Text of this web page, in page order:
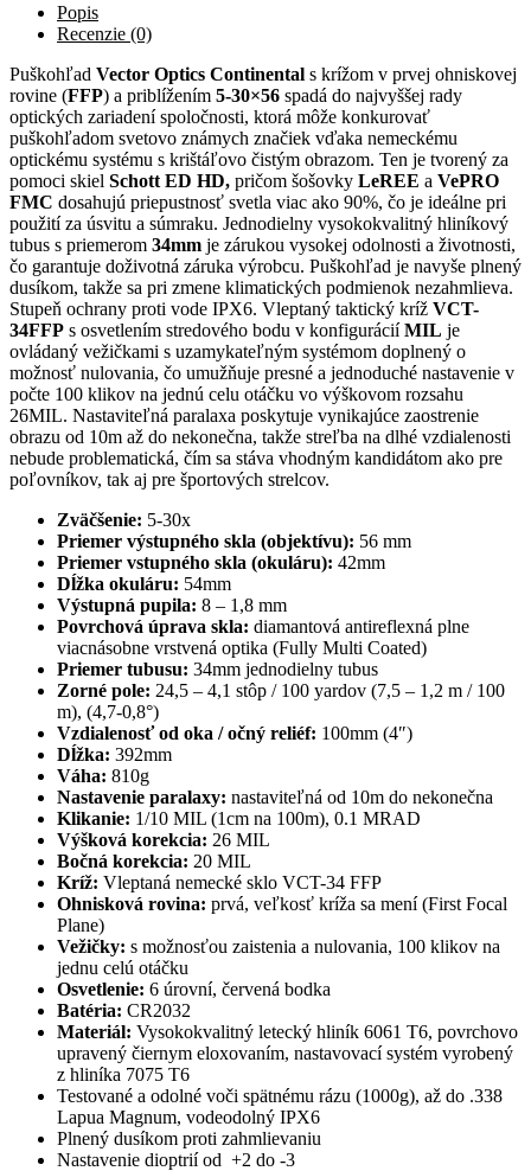
30x56
Popis
Recenzie (0)
Puškohľad Vector Optics Continental s krížom v prvej ohniskovej
rovine (FFP) a priblížením 5-30×56 spadá do najvyššej rady
optických zariadení spoločnosti, ktorá môže konkurovať
puškohľadom svetovo známych značiek vďaka nemeckému
optickému systému s krištáľovo čistým obrazom. Ten je tvorený za
pomoci skiel Schott ED HD, pričom šošovky LeREE a VePRO
FMC dosahujú priepustnosť svetla viac ako 90%, čo je ideálne pri
použití za úsvitu a súmraku. Jednodielny vysokokvalitný hliníkový
tubus s priemerom 34mm je zárukou vysokej odolnosti a životnosti,
čo garantuje doživotná záruka výrobcu. Puškohľad je navyše plnený
dusíkom, takže sa pri zmene klimatických podmienok nezahmlieva.
Stupeň ochrany proti vode IPX6. Vleptaný taktický kríž VCT-
34FFP s osvetlením stredového bodu v konfiguráciíMIL je
ovládaný vežičkami s uzamykateľným systémom doplnený o
možnosť nulovania, čo umužňuje presné a jednoduché nastavenie v
počte 100 klikov na jednú celu otáčku vo výškovom rozsahu
26MIL. Nastaviteľná paralaxa poskytuje vynikajúce zaostrenie
obrazu od 10m až do nekonečna, takže streľba na dlhé vzdialenosti
nebude problematická, čím sa stáva vhodným kandidátom ako pre
poľovníkov, tak aj pre športových strelcov.
Zväčšenie: 5-30x
Priemer výstupného skla (objektívu): 56 mm
Priemer vstupného skla (okuláru): 42mm
Dĺžka okuláru: 54mm
Výstupná pupila: 8 – 1,8 mm
Povrchová úprava skla: diamantová antireflexná plne
viacnásobne vrstvená optika (Fully Multi Coated)
Priemer tubusu: 34mm jednodielny tubus
Zorné pole: 24,5 – 4,1 stôp / 100 yardov (7,5 – 1,2 m / 100
m), (4,7-0,8°)
Vzdialenosť od oka / očný reliéf: 100mm (4″)
Dĺžka: 392mm
Váha: 810g
Nastavenie paralaxy: nastaviteľná od 10m do nekonečna
Klikanie: 1/10 MIL (1cm na 100m), 0.1 MRAD
Výšková korekcia: 26 MIL
Bočná korekcia: 20 MIL
Kríž: Vleptaná nemecké sklo VCT-34 FFP
Ohnisková rovina: prvá, veľkosť kríža sa mení (First Focal
Plane)
Vežičky: s možnosťou zaistenia a nulovania, 100 klikov na
jednu celú otáčku
Osvetlenie: 6 úrovní, červená bodka
Batéria: CR2032
Materiál: Vysokokvalitný letecký hliník 6061 T6, povrchovo
upravený čiernym eloxovaním, nastavovací systém vyrobený
z hliníka 7075 T6
Testované a odolné voči spätnému rázu (1000g), až do .338
Lapua Magnum, vodeodolný IPX6
Plnený dusíkom proti zahmlievaniu
Nastavenie dioptrií od +2 do -3